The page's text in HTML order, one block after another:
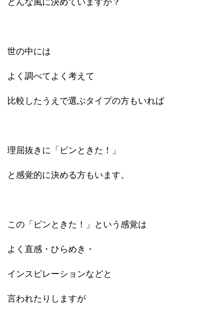
世の中には
よく調べてよく考えて
比較したうえで選ぶタイプの方もいれば
理屈抜きに「ピンときた！」
と感覚的に決める方もいます。
この「ピンときた！」という感覚は
よく直感・ひらめき・
インスピレーションなどと
言われたりしますが